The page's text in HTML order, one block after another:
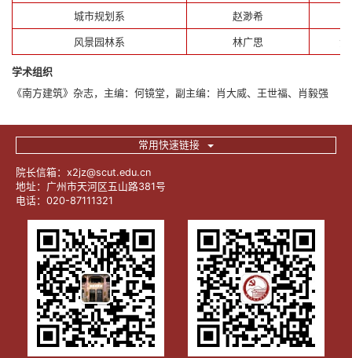
城市规划系 赵渺希
风景园林系 林广思 潘
学术组织
《南方建筑》杂志，主编：何镜堂，副主编：肖大威、王世福、肖毅强
常用快速链接
院长信箱：x2jz@scut.edu.cn
地址：广州市天河区五山路381号
电话：020-87111321